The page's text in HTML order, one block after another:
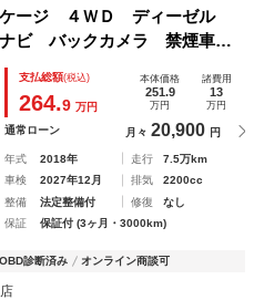
ージ ４ＷＤ ディーゼル
ナビ バックカメラ 禁煙車
インＥＴＣ クルコン 純正
オートエアコン Ｂｌｕｅ
支払総額(税込)
264.9 万円
本体価格
251.9
万円
諸費用
13
万円
通常ローン 月々 20,900 円
年式 2018年 走行
7.5万km
車検
2027年12月 排気
2200cc
整備
法定整備付 修復
なし
保証
保証付 (3ヶ月・3000km)
OBD診断済み オンライン商談可